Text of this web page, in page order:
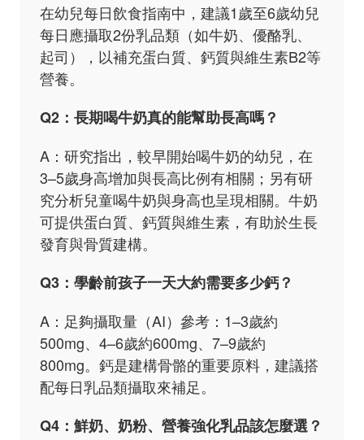
在幼兒每日飲食指南中，建議1歲至6歲幼兒
每日應攝取2份乳品類（如牛奶、優酪乳、
起司），以補充蛋白質、鈣質與維生素B2等
營養。
Q2：長期喝牛奶真的能幫助長高嗎？
A：研究指出，較早開始喝牛奶的幼兒，在
3–5歲身高增加與長高比例有相關；另有研
究分析兒童喝牛奶與身高也呈現相關。牛奶
可提供蛋白質、鈣質與維生素，有助於生長
發育與骨質建構。
Q3：學齡前孩子一天大約需要多少鈣？
A：足夠攝取量（AI）參考：1–3歲約
500mg、4–6歲約600mg、7–9歲約
800mg。鈣是建構骨骼的重要原料，建議搭
配每日乳品類攝取來補足。
Q4：鮮奶、奶粉、營養強化乳品該怎麼選？